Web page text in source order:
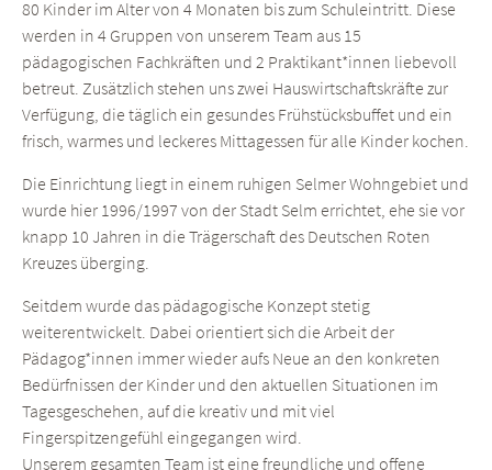
80 Kinder im Alter von 4 Monaten bis zum Schuleintritt. Diese
werden in 4 Gruppen von unserem Team aus 15
pädagogischen Fachkräften und 2 Praktikant*innen liebevoll
betreut. Zusätzlich stehen uns zwei Hauswirtschaftskräfte zur
Verfügung, die täglich ein gesundes Frühstücksbuffet und ein
frisch, warmes und leckeres Mittagessen für alle Kinder kochen.
Die Einrichtung liegt in einem ruhigen Selmer Wohngebiet und
wurde hier 1996/1997 von der Stadt Selm errichtet, ehe sie vor
knapp 10 Jahren in die Trägerschaft des Deutschen Roten
Kreuzes überging.
Seitdem wurde das pädagogische Konzept stetig
weiterentwickelt. Dabei orientiert sich die Arbeit der
Pädagog*innen immer wieder aufs Neue an den konkreten
Bedürfnissen der Kinder und den aktuellen Situationen im
Tagesgeschehen, auf die kreativ und mit viel
Fingerspitzengefühl eingegangen wird.
Unserem gesamten Team ist eine freundliche und offene